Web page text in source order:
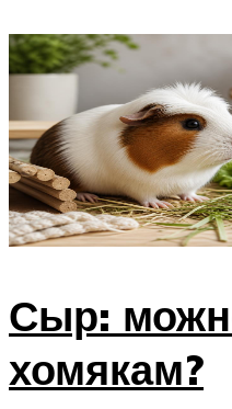
Сыр:
хомякам?